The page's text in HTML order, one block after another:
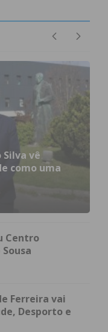
Silva vê
como uma
Centro
Ferreira vai
Desporto e